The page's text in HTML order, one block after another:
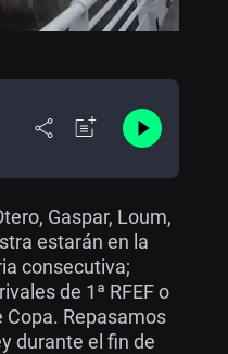
Gaspar, Loum,
estarán en la
consecutiva;
de 1ª RFEF o
Copa. Repasamos
durante el fin de